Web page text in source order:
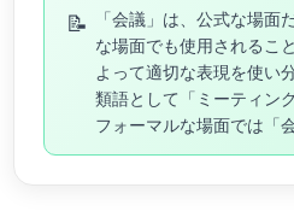
📝
「会議」は、公式な場面
な場面でも使用されるこ
よって適切な表現を使い
類語として「ミーティン
フォーマルな場面では「